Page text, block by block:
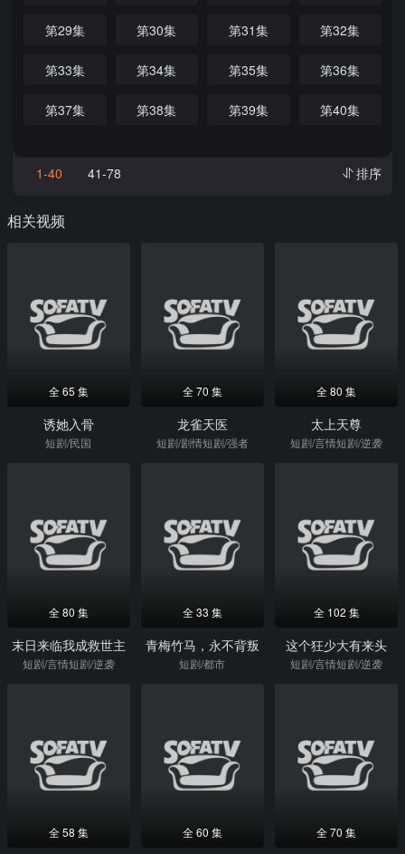
第29集 第30集 第31集 第32集
第33集 第34集 第35集 第36集
第37集 第38集 第39集 第40集
1-40 41-78 排序
相关视频
全 65 集
诱她入骨
短剧/民国
全 70 集
龙雀天医
短剧/剧情短剧/强者
全 80 集
太上天尊
短剧/言情短剧/逆袭
全 80 集
末日来临我成救世主
短剧/言情短剧/逆袭
全 33 集
青梅竹马，永不背叛
短剧/都市
全 102 集
这个狂少大有来头
短剧/言情短剧/逆袭
全 58 集 全 60 集 全 70 集